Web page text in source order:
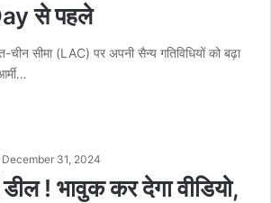
से पहले
चीन सीमा (LAC) पर अपनी सैन्य गतिविधियों को बढ़ा
December 31, 2024
! भावुक कर देगा वीडियो,